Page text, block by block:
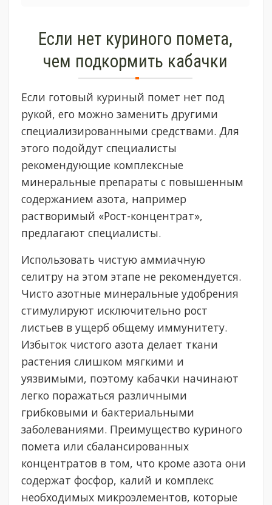
Если нет куриного помета,
чем подкормить кабачки
Если готовый куриный помет нет под
рукой, его можно заменить другими
специализированными средствами. Для
этого подойдут специалисты
рекомендующие комплексные
минеральные препараты с повышенным
содержанием азота, например
растворимый «Рост-концентрат»,
предлагают специалисты.
Использовать чистую аммиачную
селитру на этом этапе не рекомендуется.
Чисто азотные минеральные удобрения
стимулируют исключительно рост
листьев в ущерб общему иммунитету.
Избыток чистого азота делает ткани
растения слишком мягкими и
уязвимыми, поэтому кабачки начинают
легко поражаться различными
грибковыми и бактериальными
заболеваниями. Преимущество куриного
помета или сбалансированных
концентратов в том, что кроме азота они
содержат фосфор, калий и комплекс
необходимых микроэлементов, которые